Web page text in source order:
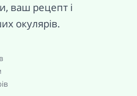
ваш рецепт і
окулярів.